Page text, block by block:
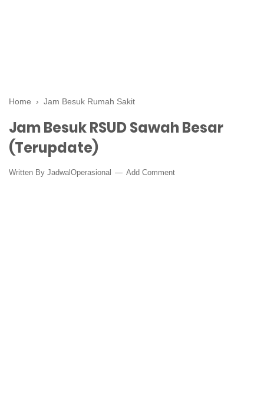
Home › Jam Besuk Rumah Sakit
Jam Besuk RSUD Sawah Besar
(Terupdate)
Written By JadwalOperasional Add Comment